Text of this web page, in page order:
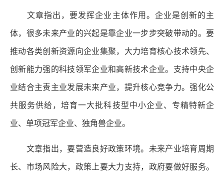
文章指出，要发挥企业主体作用。企业是创新的主
体，很多未来产业的兴起是靠企业一步步突破带动的。要
推动各类创新资源向企业集聚，大力培育核心技术领先、
创新能力强的科技领军企业和高新技术企业。支持中央企
业结合主责主业发展未来产业，提升核心竞争力。强化公
共服务供给，培育一大批科技型中小企业、专精特新企
业、单项冠军企业、独角兽企业。
文章指出，要营造良好政策环境。未来产业培育周期
长、市场风险大，政策上要大力支持，政府要做好服务。